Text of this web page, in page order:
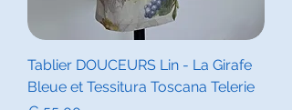
Tablier DOUCEURS Lin - La Girafe
Bleue et Tessitura Toscana Telerie